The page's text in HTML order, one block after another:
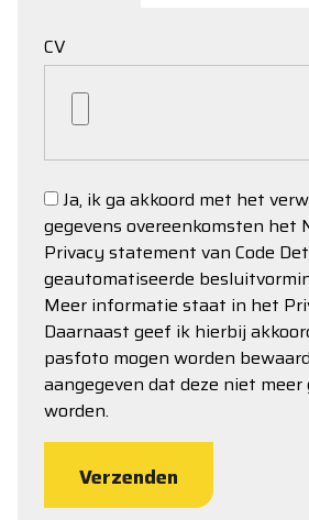
CV
Ja, ik ga akkoord met het
gegevens overeenkomsten het
Privacy statement van Code
geautomatiseerde
Meer informatie staat in het
Daarnaast geef ik hierbij
pasfoto mogen worden
aangegeven dat deze niet
worden.
Verzenden